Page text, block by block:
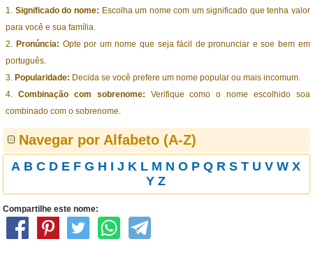
Significado do nome: Escolha um nome com um significado que tenha valor
para você e sua família.
Pronúncia: Opte por um nome que seja fácil de pronunciar e soe bem em
português.
Popularidade: Decida se você prefere um nome popular ou mais incomum.
Combinação com sobrenome: Verifique como o nome escolhido soa
combinado com o sobrenome.
Navegar por Alfabeto (A-Z)
A B C D E F G H I J K L M N O P Q R S T U V W X
Y Z
Compartilhe este nome: